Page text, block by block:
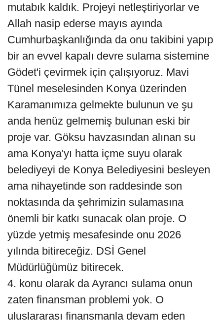
mutabık kaldık. Projeyi netleştiriyorlar ve
Allah nasip ederse mayıs ayında
Cumhurbaşkanlığında da onu takibini yapıp
bir an evvel kapalı devre sulama sistemine
Gödet'i çevirmek için çalışıyoruz. Mavi
Tünel meselesinden Konya üzerinden
Karamanımıza gelmekte bulunun ve şu
anda henüz gelmemiş bulunan eski bir
proje var. Göksu havzasından alınan su
ama Konya'yı hatta içme suyu olarak
belediyeyi de Konya Belediyesini besleyen
ama nihayetinde son raddesinde son
noktasında da şehrimizin sulamasına
önemli bir katkı sunacak olan proje. O
yüzde yetmiş mesafesinde onu 2026
yılında bitireceğiz. DSİ Genel
Müdürlüğümüz bitirecek.
4. konu olarak da Ayrancı sulama onun
zaten finansman problemi yok. O
uluslararası finansmanla devam eden